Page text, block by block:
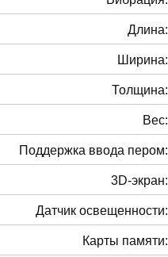
Длина:
Ширина:
Толщина:
Вес:
Поддержка ввода пером:
3D-экран:
Датчик освещенности:
Карты памяти: